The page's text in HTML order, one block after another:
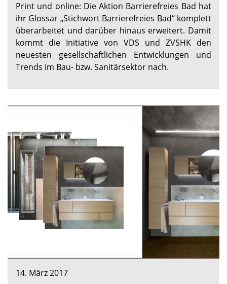
Print und online: Die Aktion Barrierefreies Bad hat
ihr Glossar „Stichwort Barrierefreies Bad“ komplett
überarbeitet und darüber hinaus erweitert. Damit
kommt die Initiative von VDS und ZVSHK den
neuesten gesellschaftlichen Entwicklungen und
Trends im Bau- bzw. Sanitärsektor nach.
14. März 2017